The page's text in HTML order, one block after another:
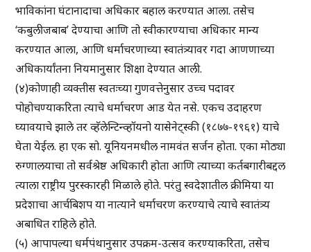
भाविकांना घंटानादाचा अधिकार बहाल करण्यात आला. तसेच
‘कबुलीजबाब’ देण्याचा आणि तो स्वीकारण्याचा अधिकार मान्य
करण्यात आला, आणि धर्माचरणाच्या स्वातंत्र्यावर गदा आणणाच्या
अधिकार्यांतना नियमानुसार शिक्षा देण्यात आली.
(४)कोणाही व्यक्तीस स्वतःच्या गुणवत्तेनुसार उच्च पदावर
पोहोचण्याकरिता त्याचे धर्माचरण आड येत नसे. एकच उदाहरण
घ्यावयाचे झाले तर व्हॅलेन्टिन्व्हॉयनो यासेनेट्स्की (१८७७-१९६१) याचे
घेता येईल. हा एक सो. यूनियनमधील नामवंत सर्जन होता. एका मोठ्या
रुग्णालयाचा तो सर्वश्रेष्ठ अधिकारी होता आणि त्याच्या कर्तबगारीबद्दल
त्याला राष्ट्रीय पुरस्कारही मिळाले होते. परंतु स्वदेशातील क्रीमिया या
प्रदेशाचा आर्चबिशप या नात्याने धर्माचरण करण्याचे त्याचे स्वातंत्र्य
अबाधित राहिले होते.
(५) आपापल्या धर्मपंथानुसार उपक्रम-उत्सव करण्याकरिता, तसेच